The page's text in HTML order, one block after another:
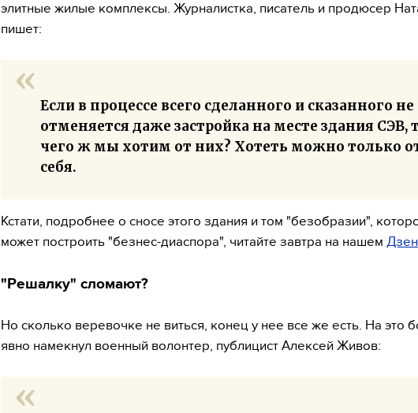
элитные жилые комплексы. Журналистка, писатель и продюсер
пишет:
Если в процессе всего сделанного и сказанного не
отменяется даже застройка на месте здания СЭВ,
чего ж мы хотим от них? Хотеть можно только
себя.
Кстати, подробнее о сносе этого здания и том "безобразии",
может построить "безнес-диаспора", читайте завтра на нашем
"Решалку" сломают?
Но сколько веревочке не виться, конец у нее все же есть. На это
явно намекнул военный волонтер, публицист Алексей Живов: